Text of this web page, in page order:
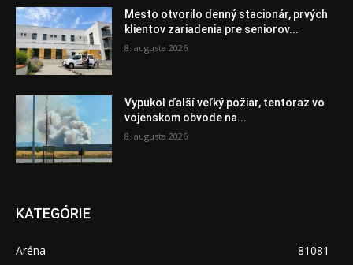
Mesto otvorilo denný stacionár, prvých
klientov zariadenia pre seniorov...
8. augusta 2026
Vypukol ďalší veľký požiar, tentoraz vo
vojenskom obvode na...
8. augusta 2026
KATEGÓRIE
Aréna
81081